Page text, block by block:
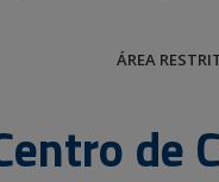
ÁREA
de